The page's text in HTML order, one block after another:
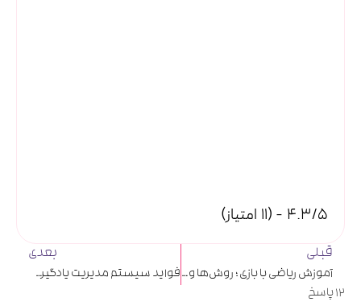
4.3/5 - (11 امتیاز)
قبلی
آموزش ریاضی با بازی ؛ روش‌ها و ابزارهای این متد آموزشی را بشناسید
بعدی
فواید سیستم مدیریت یادگیری برای والدین ؛ سیستمی که وظایف والدین را آسان می‌کند
12 پاسخ